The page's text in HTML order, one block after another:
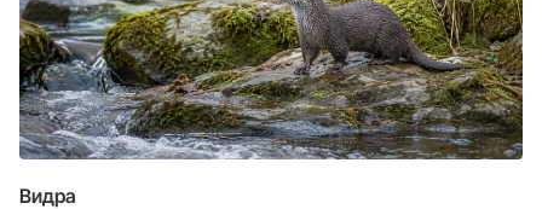
Видра